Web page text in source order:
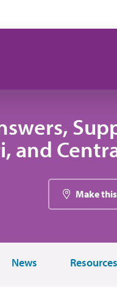
and
Make
News Resources